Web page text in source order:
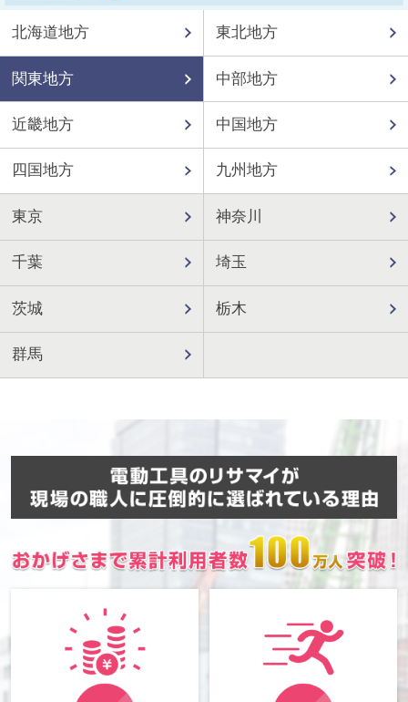
北海道地方 東北地方
関東地方 中部地方
近畿地方 中国地方
四国地方 九州地方
東京 神奈川
千葉 埼玉
茨城 栃木
群馬